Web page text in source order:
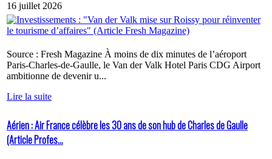
16 juillet 2026
Source : Fresh Magazine À moins de dix minutes de l’aéroport
Paris-Charles-de-Gaulle, le Van der Valk Hotel Paris CDG Airport
ambitionne de devenir u...
Lire la suite
Aérien : Air France célèbre les 30 ans de son hub de Charles de Gaulle
(Article Profes...